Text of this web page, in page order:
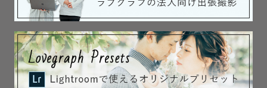
嬉しい！楽しい！幸せ！がどんどんあふれてきます。
撮影という一緒にいられる時間をたくさん楽しんで頂くこ
とが、皆様らしい最高のお写真撮影につながります。